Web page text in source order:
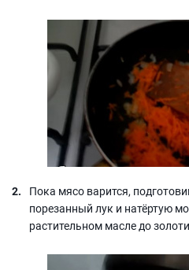
Пока мясо варится,
порезанный лук и натёртую
растительном масле до